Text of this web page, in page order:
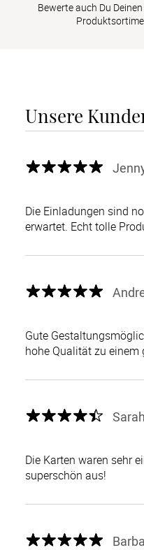
Bewerte auch Du
Unsere
Die Einladungen sind
erwartet. Echt tolle
Gute
hohe Qualität zu einem
Die Karten waren sehr
superschön aus!